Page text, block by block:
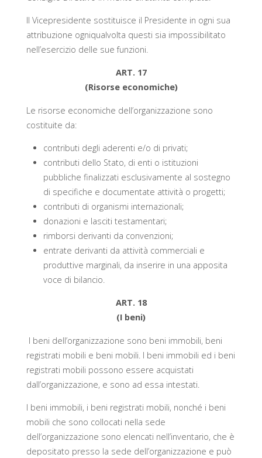
Il Vicepresidente sostituisce il Presidente in ogni sua
attribuzione ogniqualvolta questi sia impossibilitato
nell’esercizio delle sue funzioni.
ART. 17
(Risorse economiche)
Le risorse economiche dell’organizzazione sono
costituite da:
contributi degli aderenti e/o di privati;
contributi dello Stato, di enti o istituzioni
pubbliche finalizzati esclusivamente al sostegno
di specifiche e documentate attività o progetti;
contributi di organismi internazionali;
donazioni e lasciti testamentari;
rimborsi derivanti da convenzioni;
entrate derivanti da attività commerciali e
produttive marginali, da inserire in una apposita
voce di bilancio.
ART. 18
(I beni)
I beni dell’organizzazione sono beni immobili, beni
registrati mobili e beni mobili. I beni immobili ed i beni
registrati mobili possono essere acquistati
dall’organizzazione, e sono ad essa intestati.
I beni immobili, i beni registrati mobili, nonché i beni
mobili che sono collocati nella sede
dell’organizzazione sono elencati nell’inventario, che è
depositato presso la sede dell’organizzazione e può